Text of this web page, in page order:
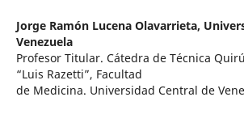
Jorge Ramón Lucena Olavarrieta,
Venezuela
Profesor Titular. Cátedra de Técnica
“Luis Razetti”, Facultad
de Medicina. Universidad Central de